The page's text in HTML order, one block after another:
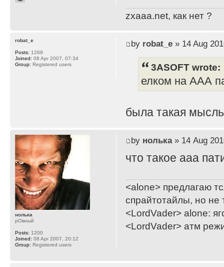
zxaaa.net, как нет ?
by robat_e» 14 Aug
3ASOFT wrote:
елком на ААА
была такая
robat_e
Posts: 1269
Joined: 08 Apr 2007, 07:34
Group: Registered users
by нолька» 14 Aug
что такое ааа
<alone> предлагаю
спрайтотайлы, но не
<LordVader> alone:
<LordVader> атм
нолька
рОвный
Posts: 1200
Joined: 08 Apr 2007, 20:12
Group: Registered users